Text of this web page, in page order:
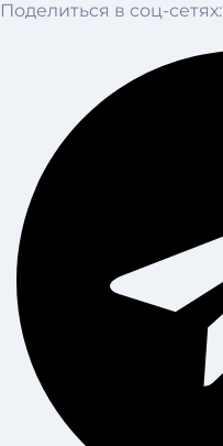
Поделиться в соц-сетях: